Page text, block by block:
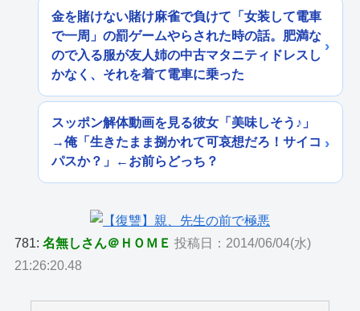
金を賭けない賭け麻雀で負けて「女装して電車
で一周」の罰ゲームやらされた時の話。肥満な
ので入る服が友人姉の中古マタニティドレスし
かなく、それを着て電車に乗った
スッポン解体動画を見る彼女「美味しそう♪」
→俺「生きたまま捌かれて可哀想だろ！サイコ
パスか？」←お前らどっち？
781:名無しさん＠ＨＯＭＥ 投稿日：2014/06/04(水)
21:26:20.48